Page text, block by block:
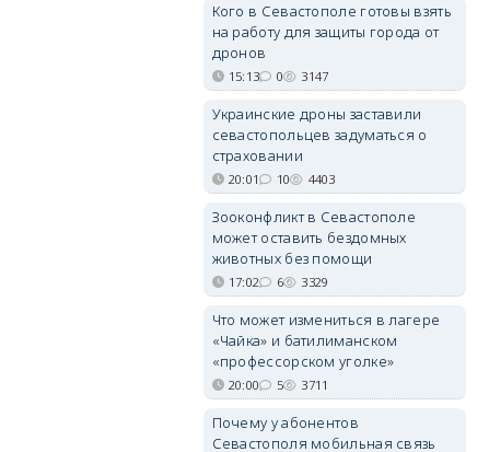
Кого в Севастополе готовы взять
на работу для защиты города от
дронов
15:13 0 3147
Украинские дроны заставили
севастопольцев задуматься о
страховании
20:01 10 4403
Зооконфликт в Севастополе
может оставить бездомных
животных без помощи
17:02 6 3329
Что может измениться в лагере
«Чайка» и батилиманском
«профессорском уголке»
20:00 5 3711
Почему у абонентов
Севастополя мобильная связь